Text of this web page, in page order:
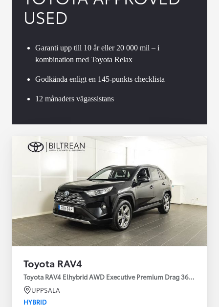
USED
Garanti upp till 10 år eller 20 000 mil – i
kombination med Toyota Relax
Godkända enligt en 145-punkts checklista
12 månaders vägassistans
Toyota RAV4
Toyota RAV4 Elhybrid AWD Executive Premium Drag 360-kamera
UPPSALA
HYBRID